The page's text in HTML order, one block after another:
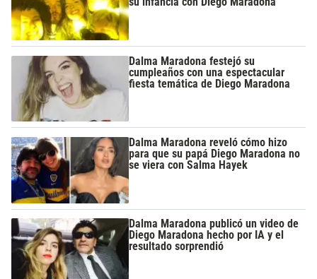
Dalma Maradona festejó su
cumpleaños con una espectacular
fiesta temática de Diego Maradona
Dalma Maradona reveló cómo hizo
para que su papá Diego Maradona no
se viera con Salma Hayek
Dalma Maradona publicó un video de
Diego Maradona hecho por IA y el
resultado sorprendió